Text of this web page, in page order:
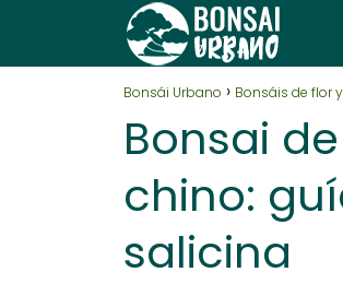
Bonsái Urbano Bonsáis de flor
Bonsai
chino:
salicina